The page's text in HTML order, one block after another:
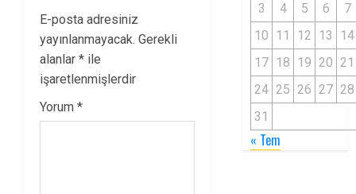
E-posta adresiniz
yayınlanmayacak. Gerekli
alanlar * ile
işaretlenmişlerdir
Yorum *
3 4 5 6
7
10 11 12 13
14
17 18 19 20 21
24 25 26 27 28
31
« Tem